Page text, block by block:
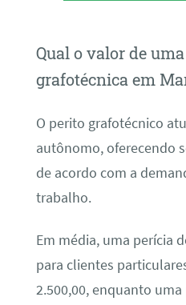
Qual o valor de
grafotécnica em
O perito grafotécnico
autônomo, oferecendo
de acordo com a
trabalho.
Em média, uma perícia
para clientes
2.500,00, enquanto